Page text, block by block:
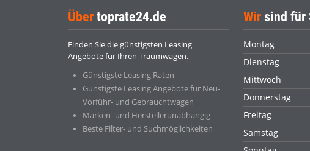
Über toprate24.de
Finden Sie die günstigsten Leasing
Angebote für Ihren Traumwagen.
Günstigste Leasing Raten
Günstigste Leasing Angebote für Neu-
Vorführ- und Gebrauchtwagen
Marken- und Herstellerunabhängig
Beste Filter- und Suchmöglichkeiten
Wirsind für
Montag
Dienstag
Mittwoch
Donnerstag
Freitag
Samstag